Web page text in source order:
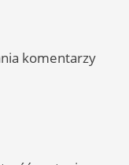
komentarzy